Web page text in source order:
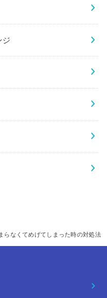
ジ
らなくてめげてしまった時の対処法